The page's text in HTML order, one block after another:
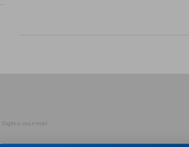
Digite o seu e-mail